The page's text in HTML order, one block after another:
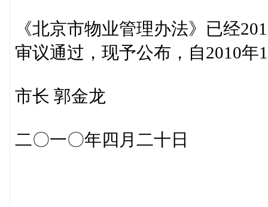
《北京市物业管理办法》已经
审议通过，现予公布，自2010年
市长 郭金龙
二〇一〇年四月二十日